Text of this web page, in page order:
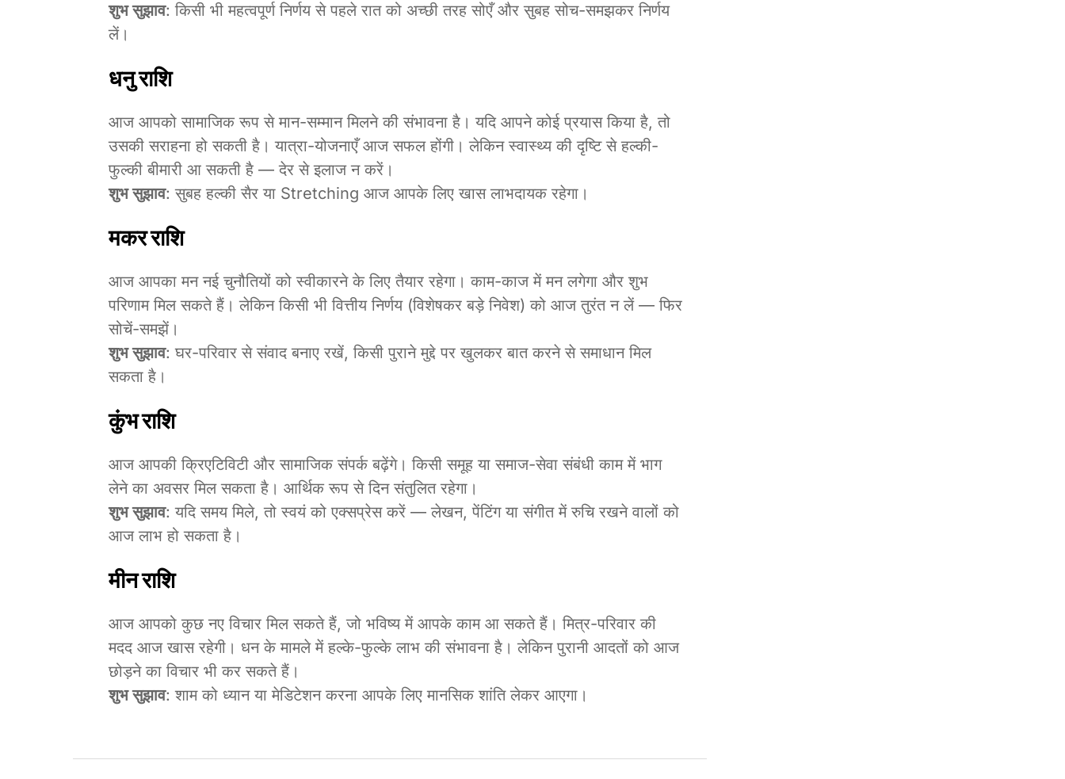
शुभ सुझाव: किसी भी महत्वपूर्ण निर्णय से पहले रात को अच्छी तरह सोएँ और सुबह सोच-समझकर निर्णय
लें।
धनु राशि
आज आपको सामाजिक रूप से मान-सम्मान मिलने की संभावना है। यदि आपने कोई प्रयास किया है, तो
उसकी सराहना हो सकती है। यात्रा-योजनाएँ आज सफल होंगी। लेकिन स्वास्थ्य की दृष्टि से हल्की-
फुल्की बीमारी आ सकती है — देर से इलाज न करें।
शुभ सुझाव: सुबह हल्की सैर या Stretching आज आपके लिए खास लाभदायक रहेगा।
मकर राशि
आज आपका मन नई चुनौतियों को स्वीकारने के लिए तैयार रहेगा। काम-काज में मन लगेगा और शुभ
परिणाम मिल सकते हैं। लेकिन किसी भी वित्तीय निर्णय (विशेषकर बड़े निवेश) को आज तुरंत न लें — फिर
सोचें-समझें।
शुभ सुझाव: घर-परिवार से संवाद बनाए रखें, किसी पुराने मुद्दे पर खुलकर बात करने से समाधान मिल
सकता है।
कुंभ राशि
आज आपकी क्रिएटिविटी और सामाजिक संपर्क बढ़ेंगे। किसी समूह या समाज-सेवा संबंधी काम में भाग
लेने का अवसर मिल सकता है। आर्थिक रूप से दिन संतुलित रहेगा।
शुभ सुझाव: यदि समय मिले, तो स्वयं को एक्सप्रेस करें — लेखन, पेंटिंग या संगीत में रुचि रखने वालों को
आज लाभ हो सकता है।
मीन राशि
आज आपको कुछ नए विचार मिल सकते हैं, जो भविष्य में आपके काम आ सकते हैं। मित्र-परिवार की
मदद आज खास रहेगी। धन के मामले में हल्के-फुल्के लाभ की संभावना है। लेकिन पुरानी आदतों को आज
छोड़ने का विचार भी कर सकते हैं।
शुभ सुझाव: शाम को ध्यान या मेडिटेशन करना आपके लिए मानसिक शांति लेकर आएगा।